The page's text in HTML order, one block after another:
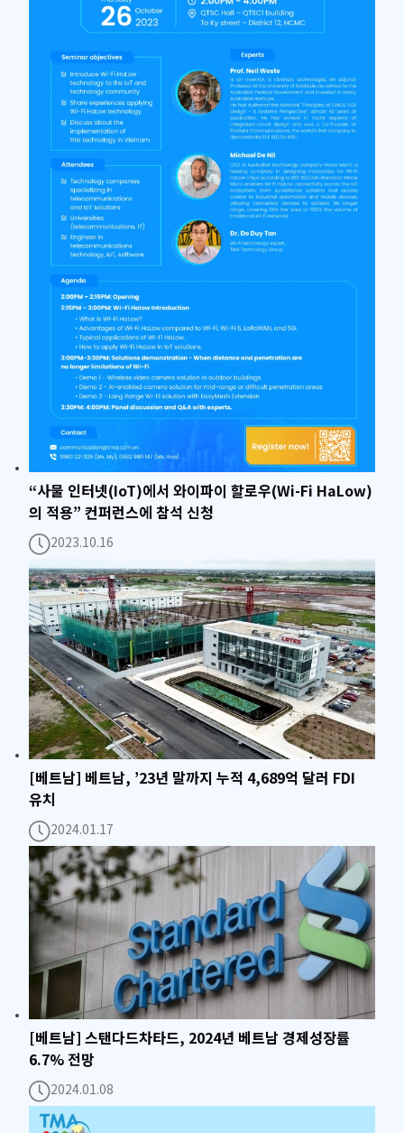
“사물 인터넷(IoT)에서 와이파이 할로우(Wi-Fi HaLow)
의 적용” 컨퍼런스에 참석 신청
2023.10.16
[베트남] 베트남, ’23년 말까지 누적 4,689억 달러 FDI
유치
2024.01.17
[베트남] 스탠다드차타드, 2024년 베트남 경제성장률
6.7% 전망
2024.01.08